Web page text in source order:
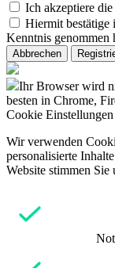
Ich akzeptiere die
Hiermit bestätige
Kenntnis genommen
Abbrechen
Ihr Browser wird
besten in Chrome,
Cookie Einstellungen
Wir verwenden
personalisierte
Website stimmen